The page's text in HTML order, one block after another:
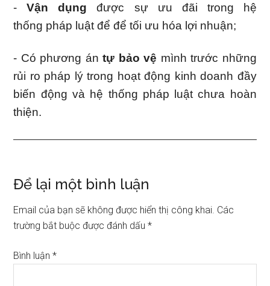
-Vận dụng được sự ưu đãi trong hệ
thống pháp luật để để tối ưu hóa lợi nhuận;
- Có phương ántự bảo vệ mình trước những
rủi ro pháp lý trong hoạt động kinh doanh đầy
biến động và hệ thống pháp luật chưa hoàn
thiện.
Reader
Interactions
Để lại một bình luận
Email của bạn sẽ không được hiển thị công khai. Các
trường bắt buộc được đánh dấu*
Bình luận*